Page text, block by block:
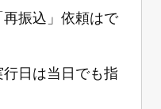
振込」依頼はで
日は当日でも指